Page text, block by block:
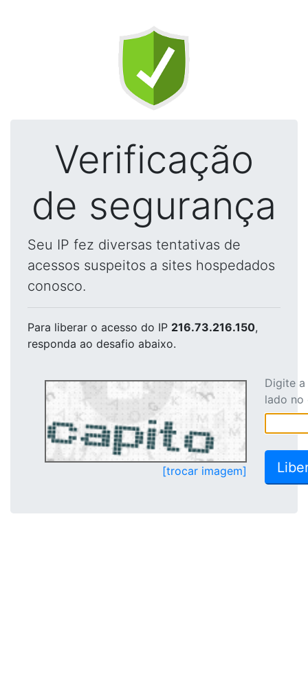
Verificação
de segurança
Seu IP fez diversas tentativas de
acessos suspeitos a sites hospedados
conosco.
Para liberar o acesso do IP 216.73.216.150,
responda ao desafio abaixo.
[trocar imagem]
Digite
lado no